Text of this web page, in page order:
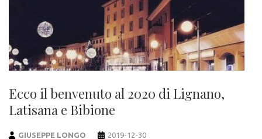
Ecco il benvenuto al 2020 di Lignano,
Latisana e Bibione
GIUSEPPE LONGO 2019-12-30